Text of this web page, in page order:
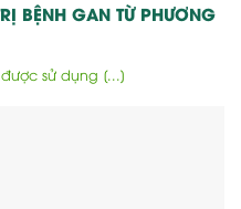
BỆNH GAN TỪ PHƯƠNG
sử dụng [...]